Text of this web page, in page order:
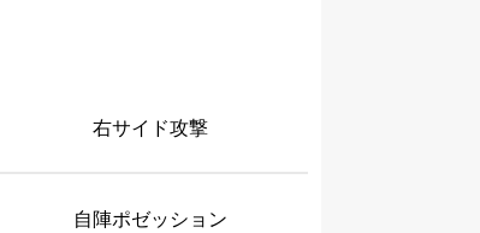
右サイド攻撃
自陣ポゼッション